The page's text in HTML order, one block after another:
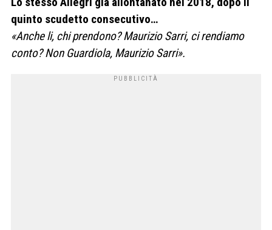
quinto scudetto consecutivo…
«Anche li, chi prendono? Maurizio Sarri, ci rendiamo
conto? Non Guardiola, Maurizio Sarri».